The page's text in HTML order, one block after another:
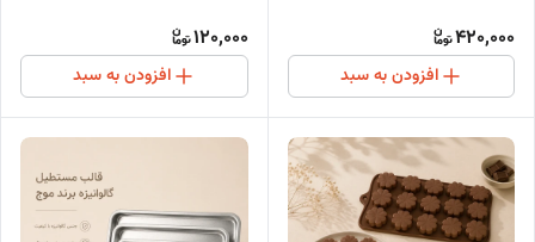
420,000
افزودن به سبد
120,000
افزودن به سبد